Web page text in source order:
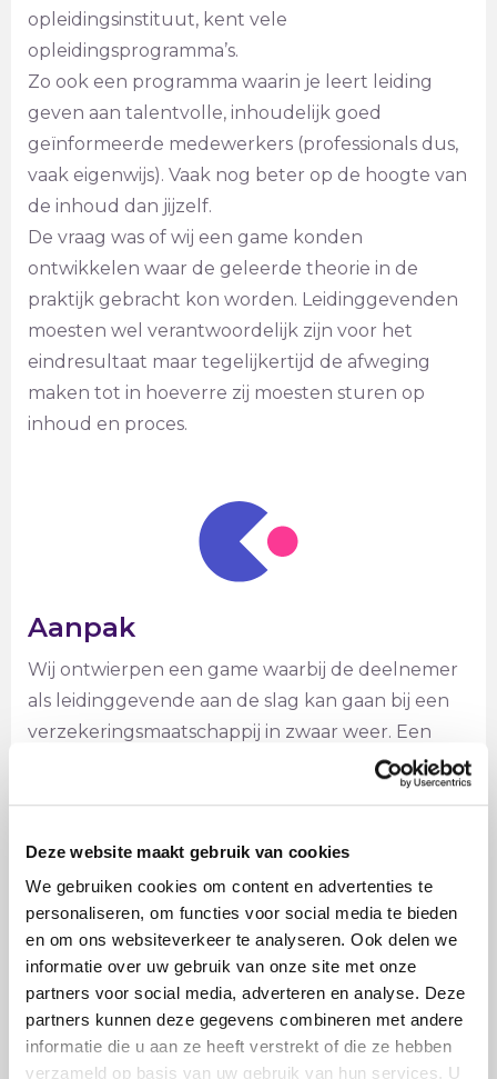
Deze website maakt gebruik van cookies
We gebruiken cookies om content en advertenties te
personaliseren, om functies voor social media te bieden
en om ons websiteverkeer te analyseren. Ook delen we
informatie over uw gebruik van onze site met onze
partners voor social media, adverteren en analyse. Deze
partners kunnen deze gegevens combineren met andere
informatie die u aan ze heeft verstrekt of die ze hebben
verzameld op basis van uw gebruik van hun services. U
opleidingsinstituut, kent vele
opleidingsprogramma’s.
Zo ook een programma waarin je leert leiding
geven aan talentvolle, inhoudelijk goed
geïnformeerde medewerkers (professionals dus,
vaak eigenwijs). Vaak nog beter op de hoogte van
de inhoud dan jijzelf.
De vraag was of wij een game konden
ontwikkelen waar de geleerde theorie in de
praktijk gebracht kon worden. Leidinggevenden
moesten wel verantwoordelijk zijn voor het
eindresultaat maar tegelijkertijd de afweging
maken tot in hoeverre zij moesten sturen op
inhoud en proces.
Aanpak
Wij ontwierpen een game waarbij de deelnemer
als leidinggevende aan de slag kan gaan bij een
verzekeringsmaatschappij in zwaar weer. Een
bedrijf waar louter vakidioten werken maar waar
tegelijkertijd door een hoog ziekteverzuim, een
leveringspercentage iets drastisch moet
veranderen.